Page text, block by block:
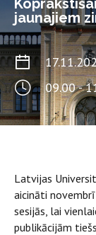
jaunajiem
09.00 -
Latvijas
aicināti
sesijās, lai
publikācijām